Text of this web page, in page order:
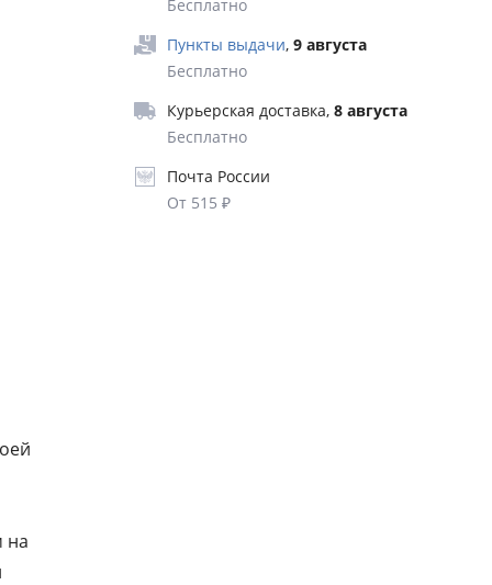
нами
на
Бесплатно
Пункты выдачи, 9 августа
Бесплатно
Курьерская доставка, 8 августа
Бесплатно
Почта России
От 515 ₽